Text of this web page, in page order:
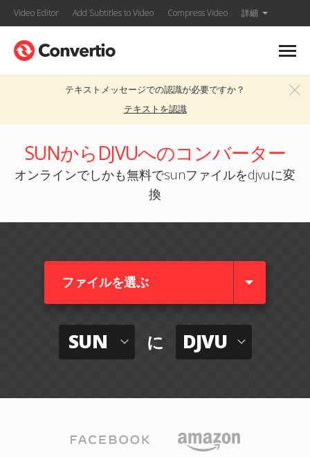
Video Editor Add Subtitles to Video Compress Video 詳細
テキストメッセージでの認識が必要ですか？
テキストを認識
SUNからDJVUへのコンバーター
オンラインでしかも無料でsunファイルをdjvuに変
換
ファイルを選ぶ
SUN に DJVU